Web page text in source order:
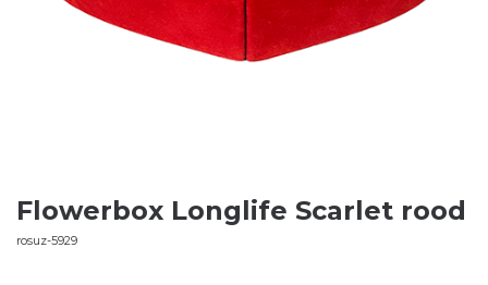
Flowerbox Longlife Scarlet rood
rosuz-5929